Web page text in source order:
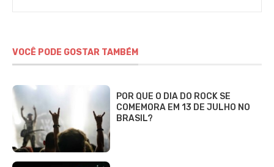
VOCÊ PODE GOSTAR TAMBÉM
POR QUE O DIA DO ROCK SE
COMEMORA EM 13 DE JULHO NO
BRASIL?